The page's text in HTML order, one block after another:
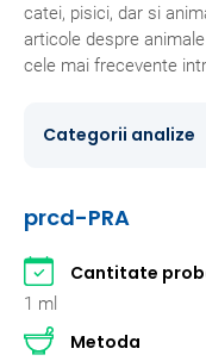
catei, pisici, dar si
articole despre
cele mai frecevente
Categorii analize
Pisici
prcd-PRA
Cantitate
1 ml
Metoda